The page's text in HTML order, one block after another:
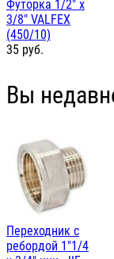
Футорка 1/2" х
3/8" VALFEX
(450/10)
35 руб.
Вы
Переходник с
ребордой 1"1/4